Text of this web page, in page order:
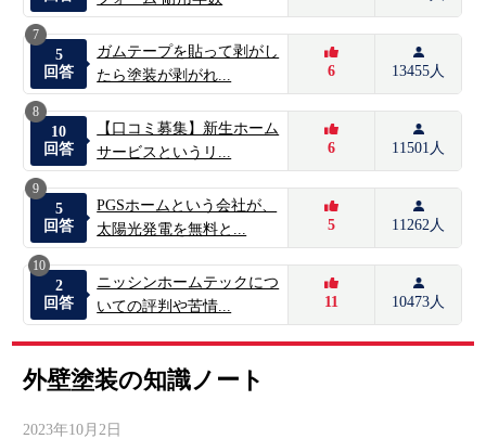
7
5
回答
ガムテープを貼って剥がし
たら塗装が剥がれ...
6 13455人
8
10
回答
【口コミ募集】新生ホーム
サービスというリ...
6 11501人
9
5
回答
PGSホームという会社が、
太陽光発電を無料と...
5 11262人
10
2
回答
ニッシンホームテックにつ
いての評判や苦情...
11 10473人
外壁塗装の知識ノート
2023年10月2日